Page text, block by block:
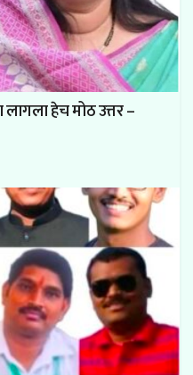
लागला हेच मोठ उत्तर –